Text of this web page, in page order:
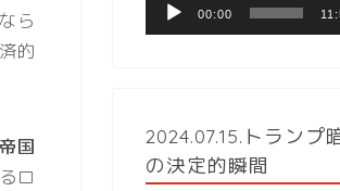
ら
的
帝国
ロ
00:00
2024.07.15.トランプ
の決定的瞬間